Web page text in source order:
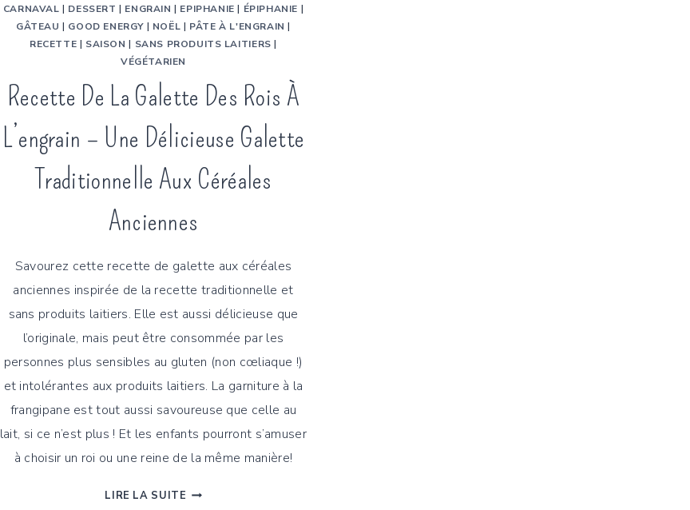
CARNAVAL | DESSERT | ENGRAIN | EPIPHANIE | ÉPIPHANIE |
GÂTEAU | GOOD ENERGY | NOËL | PÂTE À L'ENGRAIN |
RECETTE | SAISON | SANS PRODUITS LAITIERS |
VÉGÉTARIEN
Recette De La Galette Des Rois À
L’engrain – Une Délicieuse Galette
Traditionnelle Aux Céréales
Anciennes
Savourez cette recette de galette aux céréales
anciennes inspirée de la recette traditionnelle et
sans produits laitiers. Elle est aussi délicieuse que
l’originale, mais peut être consommée par les
personnes plus sensibles au gluten (non cœliaque !)
et intolérantes aux produits laitiers. La garniture à la
frangipane est tout aussi savoureuse que celle au
lait, si ce n’est plus ! Et les enfants pourront s’amuser
à choisir un roi ou une reine de la même manière!
LIRE LA SUITE RECETTE